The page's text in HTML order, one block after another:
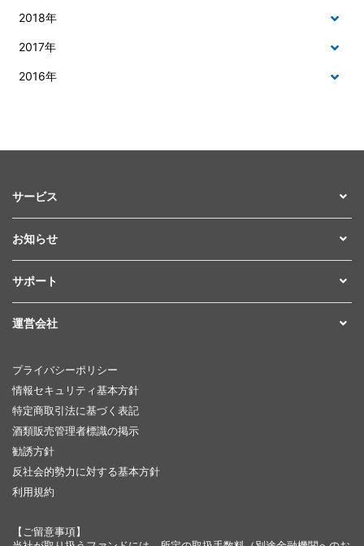
2018年
2017年
2016年
サービス
お知らせ
サポート
運営会社
プライバシーポリシー
情報セキュリティ基本方針
特定商取引法に基づく表記
酒類販売管理者標識の掲示
勧誘方針
反社会的勢力に対する基本方針
利用規約
【ご留意事項】